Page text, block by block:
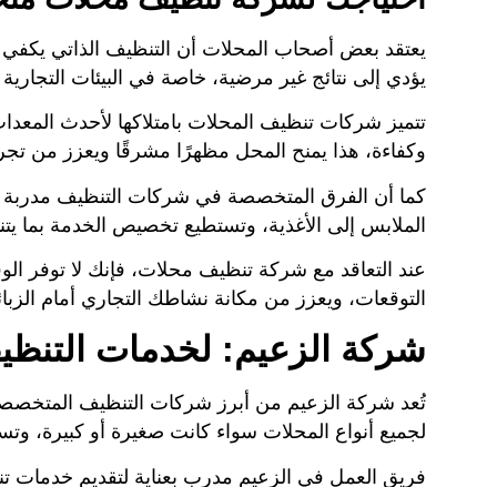
يعتقد بعض أصحاب المحلات أن التنظيف الذاتي
يؤدي إلى نتائج غير مرضية، خاصة في البيئات
تتميز شركات تنظيف المحلات بامتلاكها لأحدث
وكفاءة، هذا يمنح المحل مظهرًا مشرقًا ويعزز من
كما أن الفرق المتخصصة في شركات التنظيف مدربة
الملابس إلى الأغذية، وتستطيع تخصيص الخدمة
عند التعاقد مع شركة تنظيف محلات، فإنك لا
التوقعات، ويعزز من مكانة نشاطك التجاري أمام
شركة الزعيم: لخدمات
تُعد شركة الزعيم من أبرز شركات التنظيف
لجميع أنواع المحلات سواء كانت صغيرة أو كبيرة،
فريق العمل في الزعيم مدرب بعناية لتقديم خدمات